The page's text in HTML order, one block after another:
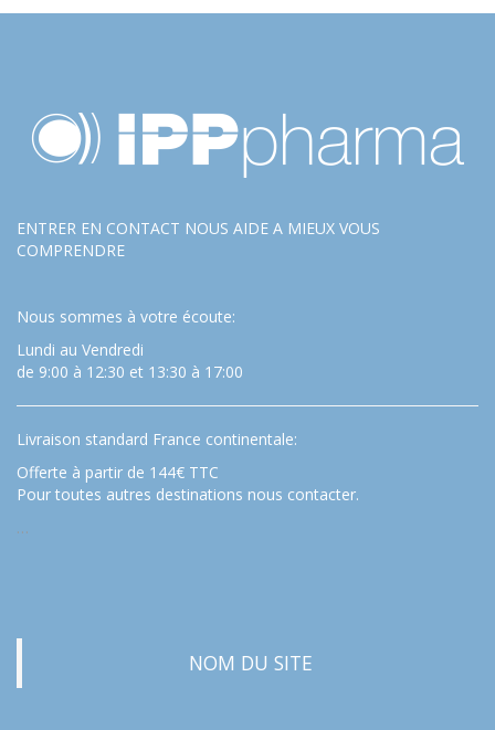
ENTRER EN CONTACT NOUS AIDE A MIEUX VOUS
COMPRENDRE
Nous sommes à votre écoute:
Lundi au Vendredi
de 9:00 à 12:30 et 13:30 à 17:00
Livraison standard France continentale:
Offerte à partir de 144€ TTC
Pour toutes autres destinations nous contacter.
…
NOM DU SITE